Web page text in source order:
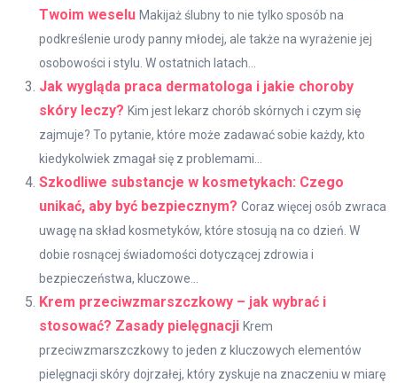
Twoim weselu Makijaż ślubny to nie tylko sposób na
podkreślenie urody panny młodej, ale także na wyrażenie jej
osobowości i stylu. W ostatnich latach...
Jak wygląda praca dermatologa i jakie choroby
skóry leczy? Kim jest lekarz chorób skórnych i czym się
zajmuje? To pytanie, które może zadawać sobie każdy, kto
kiedykolwiek zmagał się z problemami...
Szkodliwe substancje w kosmetykach: Czego
unikać, aby być bezpiecznym? Coraz więcej osób zwraca
uwagę na skład kosmetyków, które stosują na co dzień. W
dobie rosnącej świadomości dotyczącej zdrowia i
bezpieczeństwa, kluczowe...
Krem przeciwzmarszczkowy – jak wybrać i
stosować? Zasady pielęgnacji Krem
przeciwzmarszczkowy to jeden z kluczowych elementów
pielęgnacji skóry dojrzałej, który zyskuje na znaczeniu w miarę